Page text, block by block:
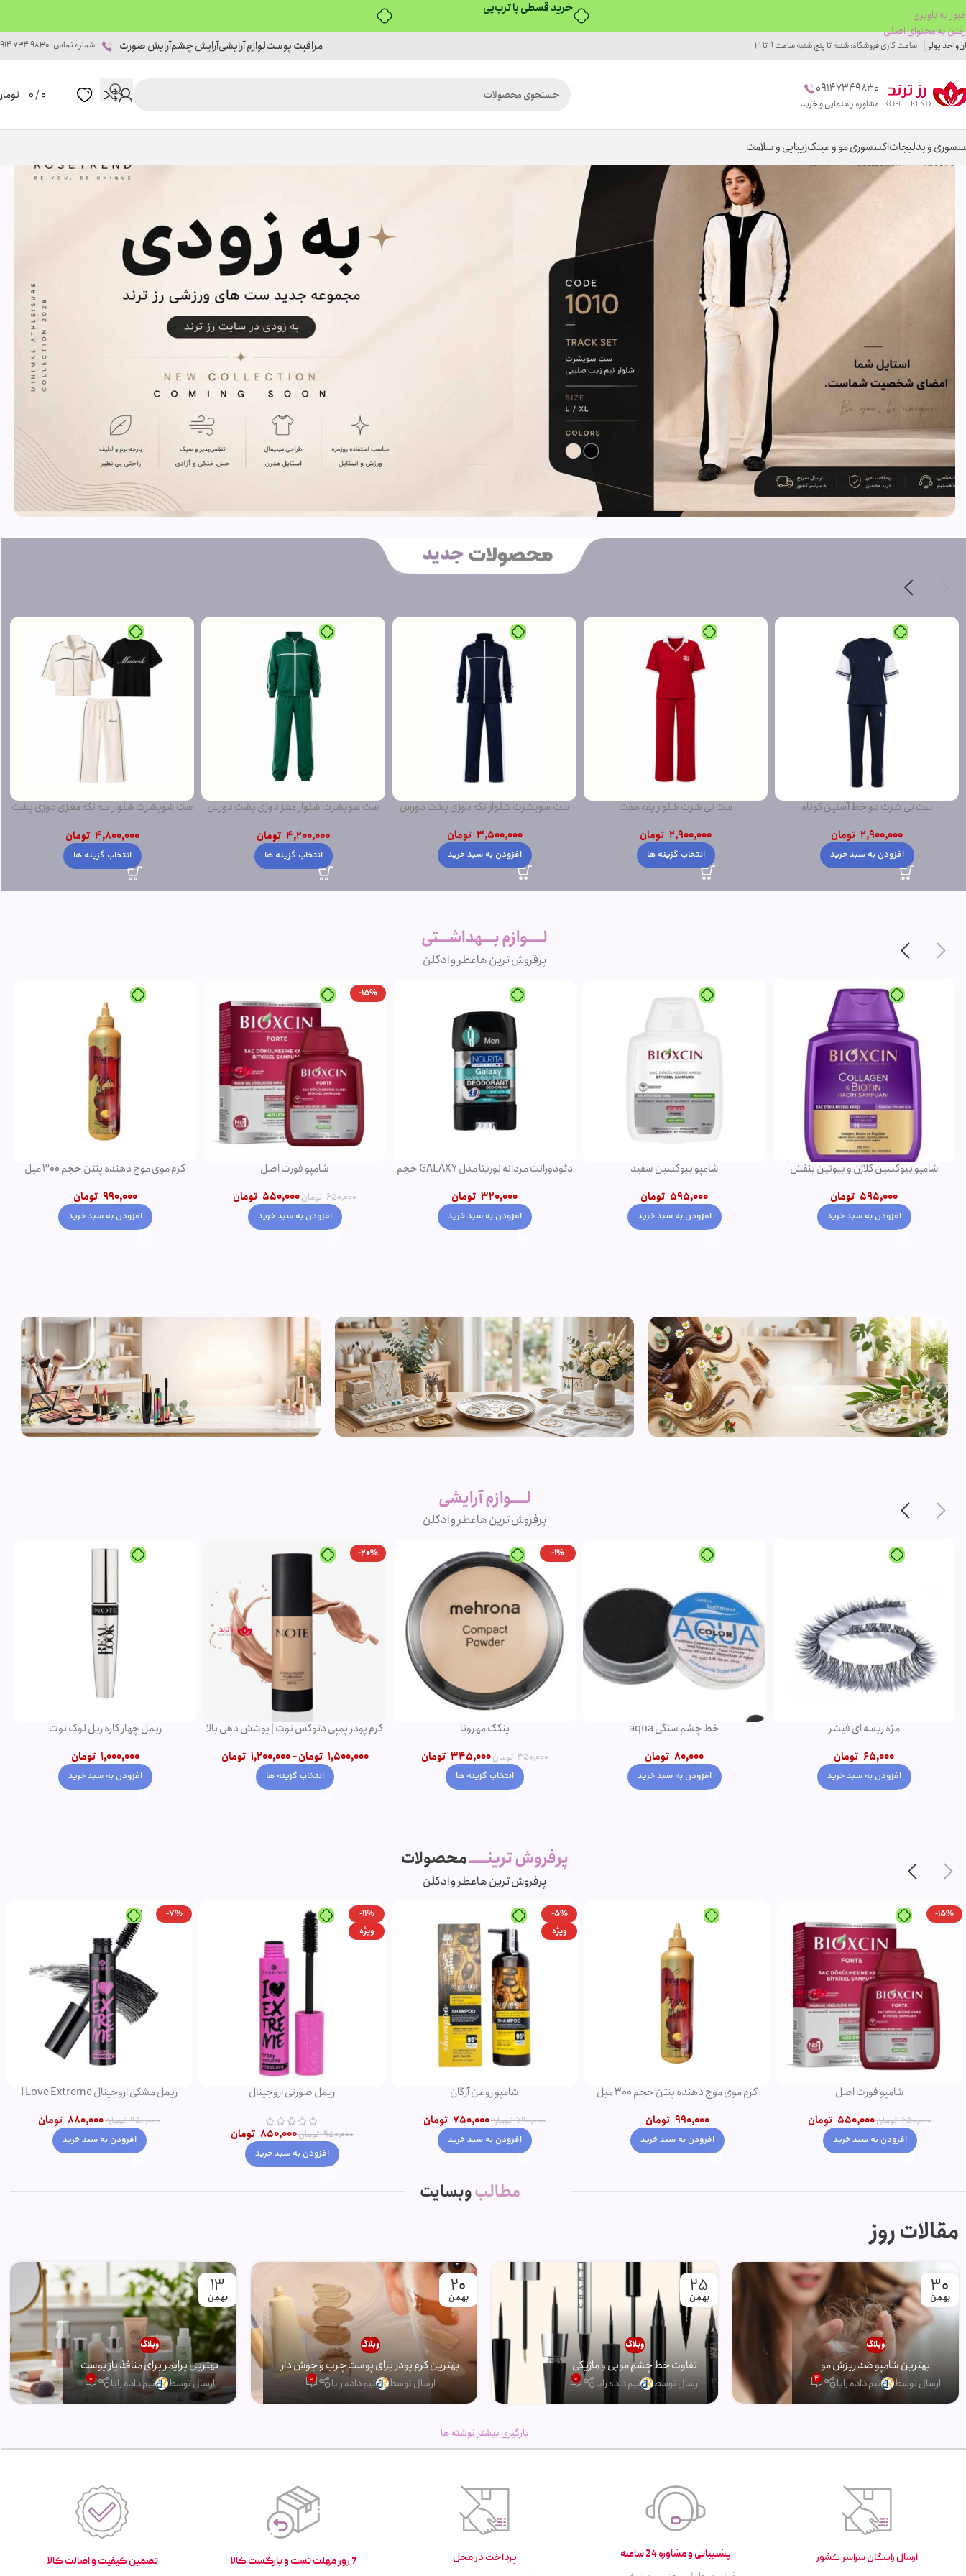
عبور به ناوبری
رفتن به محتوای اصلی
واحد پولی ساعت کاری فروشگاه: شنبه تا پنج شنبه ساعت 9 تا 21 مراقبت پوستلوازم آرایشیآرایش چشمآرایش صورت شماره تماس: 9830 734 0914
09147349830
مشاوره راهنمایی و خرید
0
/
0
و بدلیجاتاکسسوری مو و عینکزیبایی و سلامت
ست تی شرت شلوار یقه هفت
2,900,000 تومان
انتخاب گزینه ها
ست سویشرت شلوار تکه دوزی پشت دورس
3,500,000 تومان
افزودن به سبد خرید
ست سویشرت شلوار مغز دوزی پشت دورس
4,200,000 تومان
انتخاب گزینه ها
ست شویشرت شلوار سه تکه مغزی دوزی پشت
4,800,000 تومان
انتخاب گزینه ها
ست تی بلوز شلوار تامی پشت دورس لاکرادار
4,800,000 تومان
افزودن به سبد خرید
لــــوازم بـــهداشـــتی
پرفروش ترین هاعطر و ادکلن
شامپو بیوکسین سفید
595,000 تومان
افزودن به سبد خرید
320,000 تومان
افزودن به سبد خرید
شامپو فورت اصل
650,000 تومان550,000
افزودن به سبد خرید
کرم موی موج دهنده پنتن حجم 300 میل
990,000 تومان
افزودن به سبد خرید
شامپو روغن آرگان
790,000 تومان750,000
افزودن به سبد خرید
بدلیجات
متنوع
مشاهده
محصولات
لــــوازم آرایشی
پرفروش ترین هاعطر و ادکلن
خط چشم سنگی aqua
80,000 تومان
افزودن به سبد خرید
پنکک مهرونا
تومان345,000
انتخاب گزینه ها
-20%
کرم پودر پمپی دتوکس نوت | پوشش دهی بالا
1,500,000 تومان–
1,200,000 تومان
انتخاب گزینه ها
ریمل چهار کاره ریل لوک نوت
1,000,000 تومان
افزودن به سبد خرید
ریمل حجم دهنده ولوم اکت نوت
950,000 تومان
افزودن به سبد خرید
پرفروش ترینـــــمحصولات
پرفروش ترین هاعطر و ادکلن
کرم موی موج دهنده پنتن حجم 300 میل
990,000 تومان
افزودن به سبد خرید
شامپو روغن آرگان
790,000 تومان750,000
افزودن به سبد خرید
-11%
ویژه
ریمل صورتی اروجینال
950,000
850,000 تومان
افزودن به سبد خرید
-7%
ریمل مشکی اروجینال I Love Extreme
تومان880,000
افزودن به سبد خرید
-11%
ریمل حجم دهنده ای لاو اکستریم اصل صورتی
950,000 تومان850,000 تومان
افزودن به سبد خرید
مطالبوبسایت
مقالات روز
30
بهمن
وبلاگ
بهترین شامپو ضد ریزش مو
ارسال توسط تیم داده رایا 3
25
بهمن
وبلاگ
تفاوت خط چشم مویی و ماژیکی
ارسال توسط تیم داده رایا 0
20
بهمن
وبلاگ
بهترین کرم پودر برای پوست چرب و جوش دار
ارسال توسط تیم داده رایا 0
13
بهمن
وبلاگ
بهترین پرایمر برای منافذ باز پوست
ارسال توسط تیم داده رایا 0
بارگیری بیشتر نوشته ها
ارسال رایگان سراسر کشور پشتیبانی و مشاوره 24 ساعته پرداخت در محل 7 روز مهلت تست و بازگشت کالا تصمین کیفیت و اصالت کالا